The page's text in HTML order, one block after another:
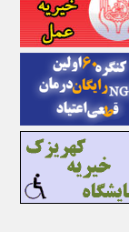
ایلنا
اینتیتر
ایونا نیوز
بازتاب آنلاین
باشگاه خبرنگاران
باغستان نیوز
بامبوک
ببین و بخون
بدینسان
بنکر